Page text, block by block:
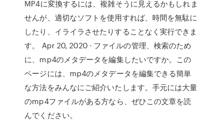
MP4に変換するには、複雑そうに見えるかもしれま
せんが、適切なソフトを使用すれば、時間を無駄に
したり、イライラさせたりすることなく実行できま
す。 Apr 20, 2020 · ファイルの管理、検索のため
に、mp4のメタデータを編集したいですか。この
ページには、mp4のメタデータを編集できる簡単
な方法をみんなにご紹介いたします。手元には大量
のmp4ファイルがある方なら、ぜひこの文章を読
んでください。